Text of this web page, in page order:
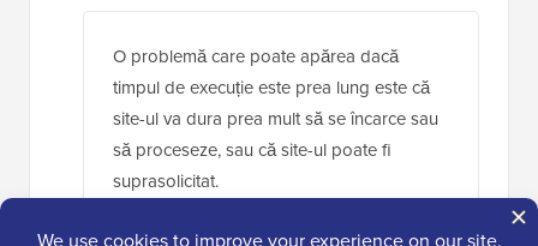
O problemă care poate apărea dacă
timpul de execuție este prea lung este că
site-ul va dura prea mult să se încarce sau
să proceseze, sau că site-ul poate fi
suprasolicitat.
Deci, este vorba despre găsirea unui